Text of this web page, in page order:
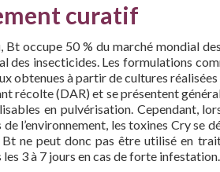
curatif
Bt occupe 50 % du marché mondial
des insecticides. Les formulations
obtenues à partir de cultures
récolte (DAR) et se présentent
en pulvérisation. Cependant,
de l’environnement, les toxines Cry se
ne peut donc pas être utilisé en
3 à 7 jours en cas de forte infestation.